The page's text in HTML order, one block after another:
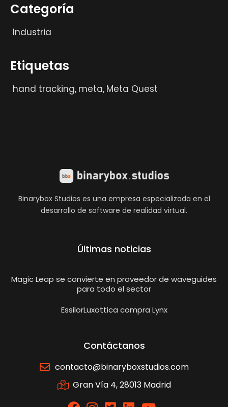
Categoría
Industria
Etiquetas
hand tracking, meta, Meta Quest
Binarybox Studios es una empresa especializada en el
desarrollo de software de realidad virtual.
Últimas noticias
Magic Leap se convierte en proveedor de waveguides
para todo el sector
EssilorLuxottica compra Lynx
Contáctanos
contacto@binaryboxstudios.com
Gran Vía 4, 28013 Madrid